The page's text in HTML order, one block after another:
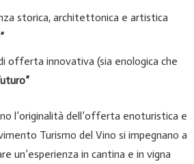
storica, architettonica e artistica
offerta innovativa (sia enologica che
l’originalità dell’offerta enoturistica e
Turismo del Vino si impegnano a
un’esperienza in cantina e in vigna